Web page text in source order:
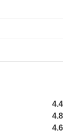
4.4
4.8
4.6